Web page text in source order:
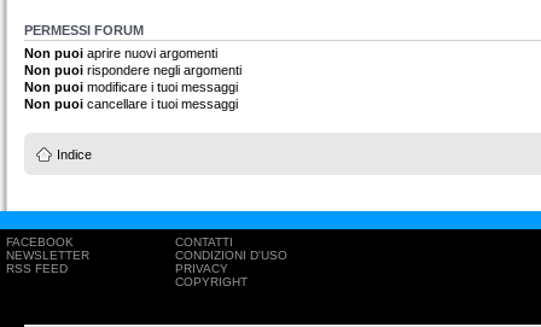
PERMESSI FORUM
Non puoi aprire nuovi argomenti
Non puoi rispondere negli argomenti
Non puoi modificare i tuoi messaggi
Non puoi cancellare i tuoi messaggi
Indice
FACEBOOK
NEWSLETTER
RSS FEED
CONTATTI
CONDIZIONI D'USO
PRIVACY
COPYRIGHT